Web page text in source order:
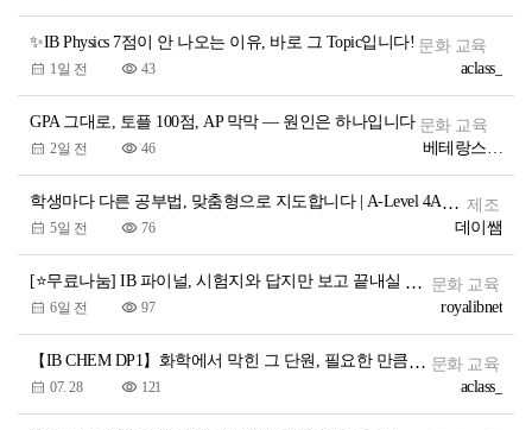
✨IB Physics 7점이 안 나오는 이유, 바로 그 Topic입니다! 문화 교육
aclass_
1일 전 43
GPA 그대로, 토플 100점, AP 막막 — 원인은 하나입니다 문화 교육
베테랑스에듀1
2일 전 46
학생마다 다른 공부법, 맞춤형으로 지도합니다 | A-Level 4A* 명문대 출신 국제학교·IGCSE·A-Level 과외 제조
데이쌤
5일 전 76
[⭐무료나눔] IB 파이널, 시험지와 답지만 보고 끝내실 건가요? 문화 교육
royalibnet
6일 전 97
【IB CHEM DP1】화학에서 막힌 그 단원, 필요한 만큼 골라 들으세요! 문화 교육
aclass_
07. 28 121